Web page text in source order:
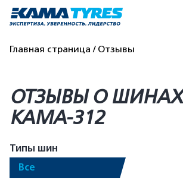
Главная страница Отзывы
ОТЗЫВЫ О ШИНАХ
КАМА-312
Типы шин
Все